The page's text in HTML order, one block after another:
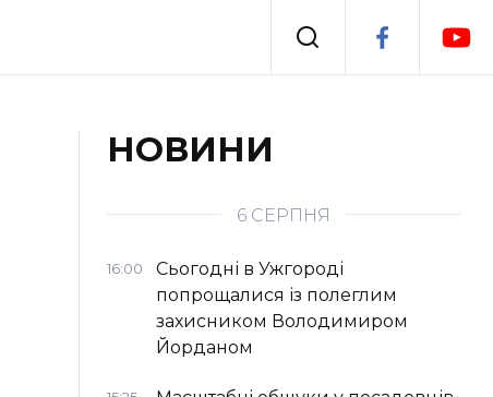
Події
НОВИНИ
6 СЕРПНЯ
16:00
Сьогодні в Ужгороді
попрощалися із полеглим
захисником Володимиром
Йорданом